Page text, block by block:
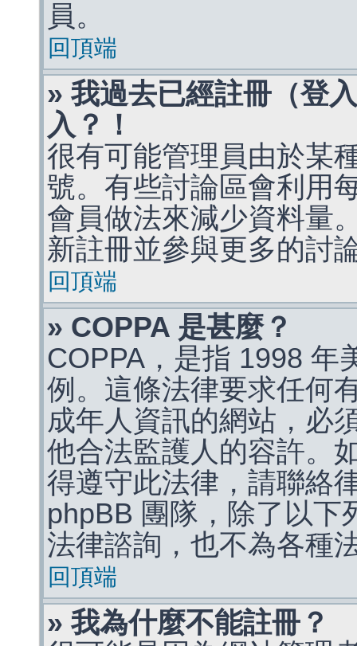
員。
回頂端
» 我過去已經註冊（登
入？！
很有可能管理員由於某
號。有些討論區會利用
會員做法來減少資料量
新註冊並參與更多的討
回頂端
» COPPA 是甚麼？
COPPA，是指 1998 年
例。這條法律要求任何
成年人資訊的網站，必
他合法監護人的容許。
得遵守此法律，請聯絡
phpBB 團隊，除了以下
法律諮詢，也不為各種
回頂端
» 我為什麼不能註冊？